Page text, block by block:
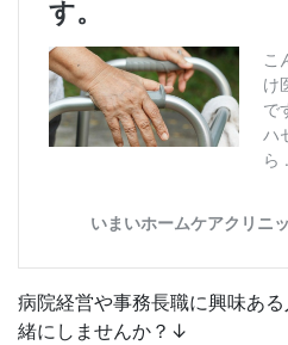
病院経営や事務長職に興味あ
緒にしませんか？↓